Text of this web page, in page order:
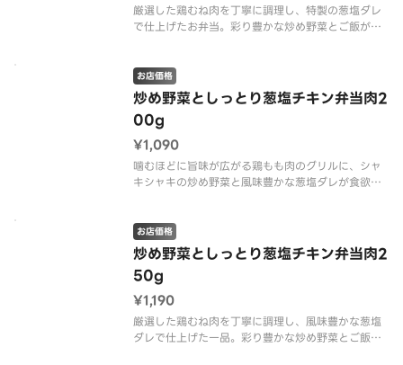
厳選した鶏むね肉を丁寧に調理し、特製の葱塩ダレ
で仕上げたお弁当。彩り豊かな炒め野菜とご飯がセ
炒め野菜としっとり葱塩チキン弁当肉2
00g
お店価格
¥1,090
噛むほどに旨味が広がる鶏もも肉のグリルに、シャ
キシャキの炒め野菜と風味豊かな葱塩ダレが食欲を
炒め野菜としっとり葱塩チキン弁当肉2
50g
お店価格
¥1,190
厳選した鶏むね肉を丁寧に調理し、風味豊かな葱塩
ダレで仕上げた一品。彩り豊かな炒め野菜とご飯